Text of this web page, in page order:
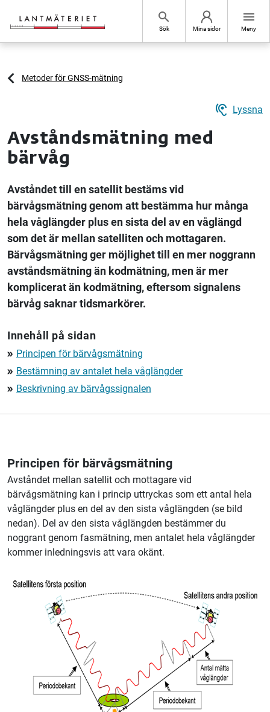
search
Sök Mina sidor
menu
Meny
Metoder för GNSS-mätning
hearing Lyssna
Avståndsmätning med
bärvåg
Avståndet till en satellit bestäms vid
bärvågsmätning genom att bestämma hur många
hela våglängder plus en sista del av en våglängd
som det är mellan satelliten och mottagaren.
Bärvågsmätning ger möjlighet till en mer noggrann
avståndsmätning än kodmätning, men är mer
komplicerat än kodmätning, eftersom signalens
bärvåg saknar tidsmarkörer.
Innehåll på sidan
double_arrow Principen för bärvågsmätning
double_arrow Bestämning av antalet hela våglängder
double_arrow Beskrivning av bärvågssignalen
Principen för bärvågsmätning
Avståndet mellan satellit och mottagare vid
bärvågsmätning kan i princip uttryckas som ett antal hela
våglängder plus en del av den sista våglängden (se bild
nedan). Del av den sista våglängden bestämmer du
noggrant genom fasmätning, men antalet hela våglängder
kommer inledningsvis att vara okänt.